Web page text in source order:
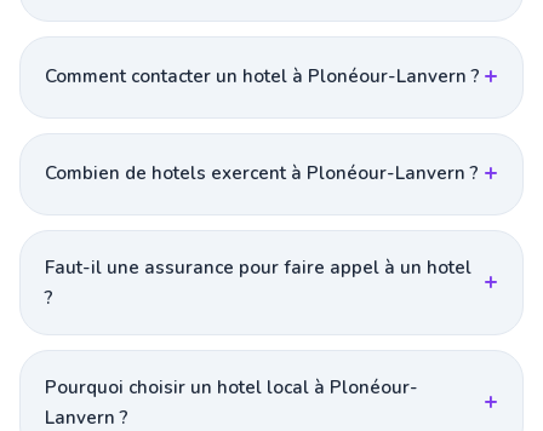
Comment contacter un hotel à Plonéour-Lanvern ?
Combien de hotels exercent à Plonéour-Lanvern ?
Faut-il une assurance pour faire appel à un hotel
?
Pourquoi choisir un hotel local à Plonéour-
Lanvern ?